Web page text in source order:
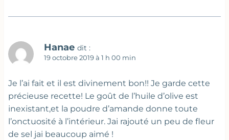
Hanae dit :
19 octobre 2019 à 1 h 00 min
Je l’ai fait et il est divinement bon!! Je garde cette
précieuse recette! Le goût de l’huile d’olive est
inexistant,et la poudre d’amande donne toute
l’onctuosité à l’intérieur. Jai rajouté un peu de fleur
de sel jai beaucoup aimé !